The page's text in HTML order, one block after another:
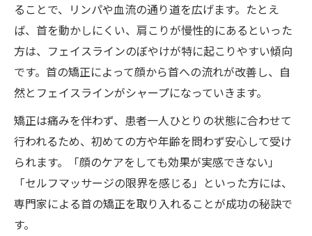
ることで、リンパや血流の通り道を広げます。たとえ
ば、首を動かしにくい、肩こりが慢性的にあるといった
方は、フェイスラインのぼやけが特に起こりやすい傾向
です。首の矯正によって顔から首への流れが改善し、自
然とフェイスラインがシャープになっていきます。
矯正は痛みを伴わず、患者一人ひとりの状態に合わせて
行われるため、初めての方や年齢を問わず安心して受け
られます。「顔のケアをしても効果が実感できない」
「セルフマッサージの限界を感じる」といった方には、
専門家による首の矯正を取り入れることが成功の秘訣で
す。